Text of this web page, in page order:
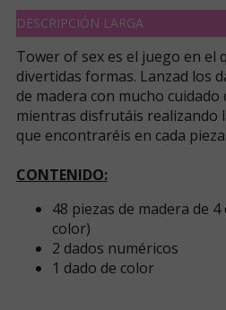
DESCRIPCIÓN LARGA
Tower of sex es el juego en el
divertidas formas. Lanzad los
de madera con mucho
mientras disfrutáis realizando
que encontraréis en cada pieza.
CONTENIDO:
48 piezas de madera de
color)
2 dados numéricos
1 dado de color